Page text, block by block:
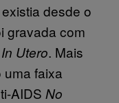
desde o
gravada com
In Utero. Mais
faixa
AIDS No